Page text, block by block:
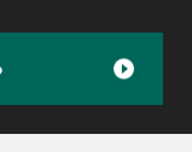
（変革の理
PageTOP